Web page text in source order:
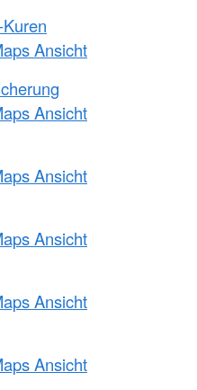
Ansicht
Ansicht
Ansicht
Ansicht
Ansicht
Ansicht